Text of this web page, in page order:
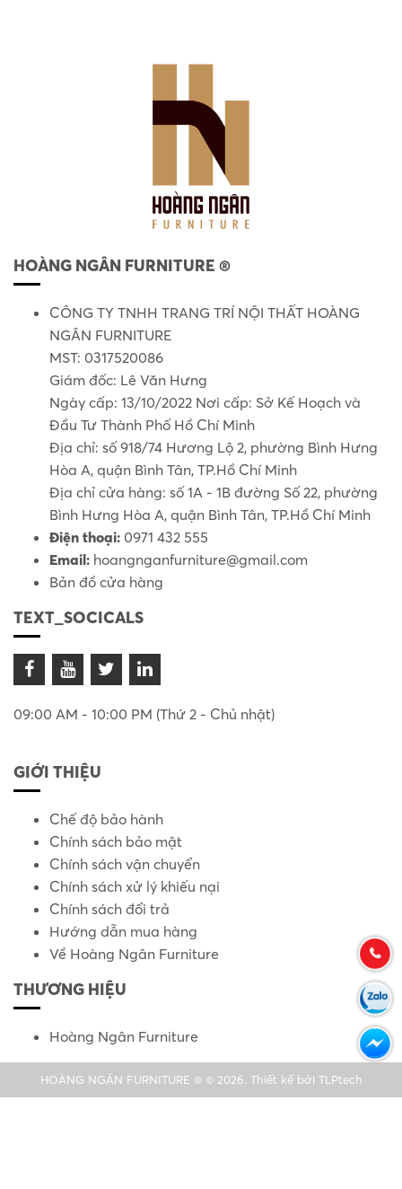
HOÀNG NGÂN FURNITURE ®
CÔNG TY TNHH TRANG TRÍ NỘI THẤT HOÀNG
NGÂN FURNITURE
MST: 0317520086
Giám đốc: Lê Văn Hưng
Ngày cấp: 13/10/2022 Nơi cấp: Sở Kế Hoạch và
Đầu Tư Thành Phố Hồ Chí Minh
Địa chỉ: số 918/74 Hương Lộ 2, phường Bình Hưng
Hòa A, quận Bình Tân, TP.Hồ Chí Minh
Địa chỉ cửa hàng: số 1A - 1B đường Số 22, phường
Bình Hưng Hòa A, quận Bình Tân, TP.Hồ Chí Minh
Điện thoại: 0971 432 555
Email: hoangnganfurniture@gmail.com
Bản đồ cửa hàng
TEXT_SOCICALS
09:00 AM - 10:00 PM (Thứ 2 - Chủ nhật)
GIỚI THIỆU
Chế độ bảo hành
Chính sách bảo mật
Chính sách vận chuyển
Chính sách xử lý khiếu nại
Chính sách đổi trả
Hướng dẫn mua hàng
Về Hoàng Ngân Furniture
THƯƠNG HIỆU
Hoàng Ngân Furniture
HOÀNG NGÂN FURNITURE ® © 2026. Thiết kế bởi TLPtech